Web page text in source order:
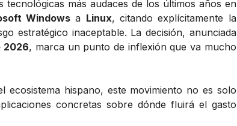
más audaces de los últimos años en
Windows a Linux, citando explícitamente la
estratégico inaceptable. La decisión, anunciada
2026, marca un punto de inflexión que va mucho
hispano, este movimiento no es solo
concretas sobre dónde fluirá el gasto